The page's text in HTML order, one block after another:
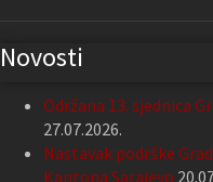
Novosti
Održana 13. sjednica
27.07.2026.
Nastavak podrške
Kantona Sarajevo